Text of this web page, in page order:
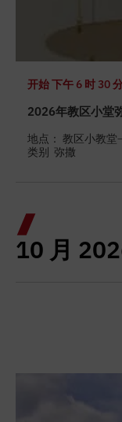
开始下午 6 时 30
2026年教区小堂
地点： 教区小教
类别 弥撒
10 月